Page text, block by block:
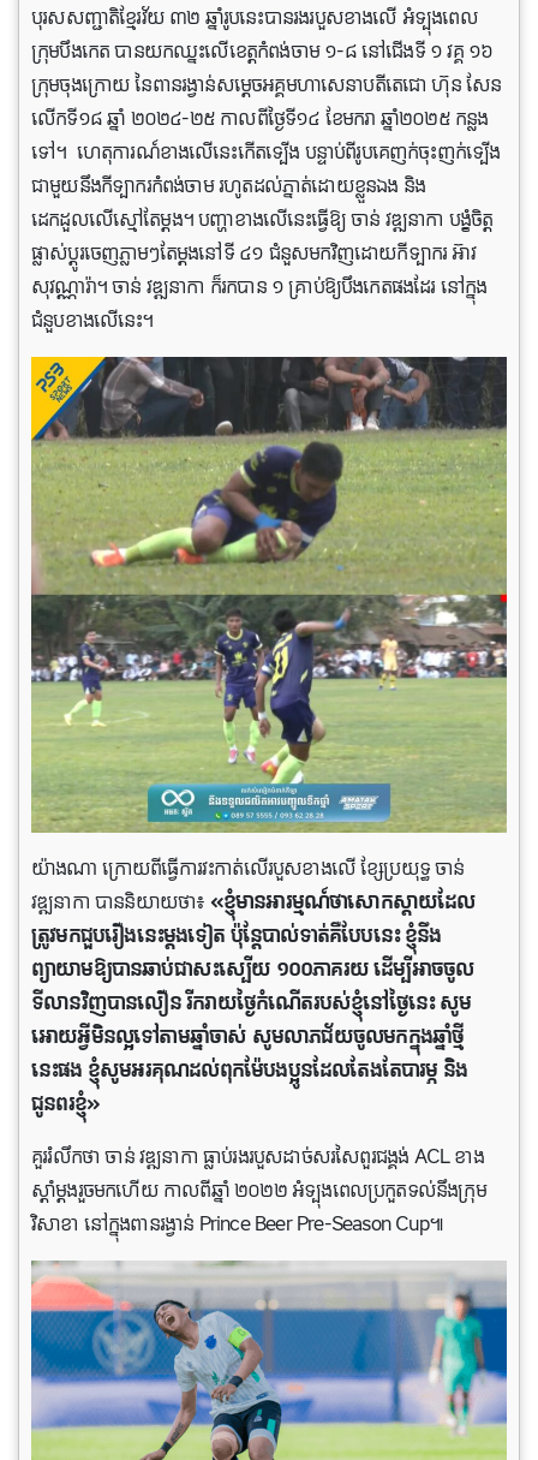
បុរសសញ្ជាតិខ្មែរវ័យ ៣២ ឆ្នាំរូបនេះបានរងរបួសខាងលើ អំទ្បុងពេល
ក្រុមបឹងកេត បានយកឈ្នះលើខេត្តកំពង់ចាម ១-៨ នៅជើងទី ១ វគ្គ ១៦
ក្រុមចុងក្រោយ នៃពានរង្វាន់សម្តេចអគ្គមហាសេនាបតីតេជោ ហ៊ុន សែន
លើកទី១៨ ឆ្នាំ ២០២៤-២៥ កាលពីថ្ងៃទី១៤ ខែមករា ឆ្នាំ២០២៥ កន្លង
ទៅ។ ហេតុការណ៍ខាងលើនេះកើតទ្បើង បន្ទាប់ពីរូបគេញក់ចុះញក់ទ្បើង
ជាមួយនឹងកីទ្បាករកំពង់ចាម រហូតដល់ភ្នាត់ដោយខ្លួនឯង និង
ដេកដួលលើស្មៅតែម្តង។ បញ្ហាខាងលើនេះធ្វើឱ្យ ចាន់ វឌ្ឍនាកា បង្ខំចិត្ត
ផ្លាស់ប្តូរចេញភ្លាមៗតែម្តងនៅទី ៤១ ជំនួសមកវិញដោយកីទ្បាករ អ៊ាវ
សុវណ្ណារ៉ា។ ចាន់ វឌ្ឍនាកា ក៏រកបាន ១ គ្រាប់ឱ្យបឹងកេតផងដែរ នៅក្នុង
ជំនួបខាងលើនេះ។
យ៉ាងណា ក្រោយពីធ្វើការវះកាត់លើរបួសខាងលើ ខ្សែប្រយុទ្ធ ចាន់
វឌ្ឍនាកា បាននិយាយថា៖ «ខ្ញុំមានអារម្មណ៍ថាសោកស្តាយដែល
ត្រូវមកជួបរឿងនេះម្តងទៀត ប៉ុន្តែ​បាល់ទាត់គឺបែបនេះ ខ្ញុំនឹង
ព្យាយាមឱ្យបានឆាប់ជាសះស្បើយ ១០០ភាគរយ ដើម្បីអាចចូល
ទីលានវិញបានលឿន រីករាយថ្ងៃកំណើតរបស់ខ្ញុំនៅថ្ងៃនេះ សូម
អោយអ្វីមិនល្អទៅតាមឆ្នាំចាស់ សូមលាភជ័យចូលមកក្នុងឆ្នាំថ្មី
នេះផង ខ្ញុំសូមអរគុណដល់ពុកម៉ែបងប្អូនដែលតែងតែបារម្ភ និង
ជូនពរខ្ញុំ»
គួររំលឹកថា ចាន់ វឌ្ឍនាកា ធ្លាប់រងរបួសដាច់សរសៃពួរជង្គង់ ACL ខាង
ស្តាំម្តងរួចមកហើយ កាលពីឆ្នាំ ២០២២ អំទ្បុងពេលប្រកួតទល់នឹងក្រុម
វិសាខា នៅក្នុងពានរង្វាន់ Prince Beer Pre-Season Cup៕